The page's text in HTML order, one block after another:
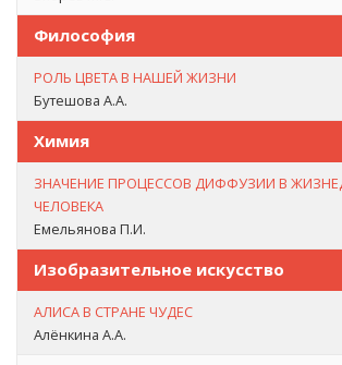
Философия
РОЛЬ ЦВЕТА В НАШЕЙ ЖИЗНИ
Бутешова А.А.
Химия
ЗНАЧЕНИЕ ПРОЦЕССОВ ДИФФУЗИИ В
ЧЕЛОВЕКА
Емельянова П.И.
Изобразительное искусство
АЛИСА В СТРАНЕ ЧУДЕС
Алёнкина А.А.